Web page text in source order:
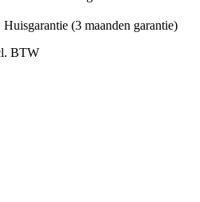
(3 maanden garantie)
BTW